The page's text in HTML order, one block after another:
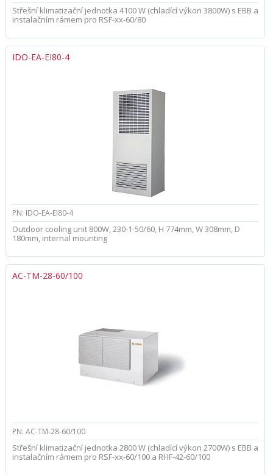
Střešní klimatizační jednotka 4100 W (chladící výkon 3800W) s EBB a
instalačním rámem pro RSF-xx-60/80
IDO-EA-EI80-4
PN: IDO-EA-EI80-4
Outdoor cooling unit 800W, 230-1-50/60, H 774mm, W 308mm, D
180mm, internal mounting
AC-TM-28-60/100
PN: AC-TM-28-60/100
Střešní klimatizační jednotka 2800 W (chladící výkon 2700W) s EBB a
instalačním rámem pro RSF-xx-60/100 a RHF-42-60/100